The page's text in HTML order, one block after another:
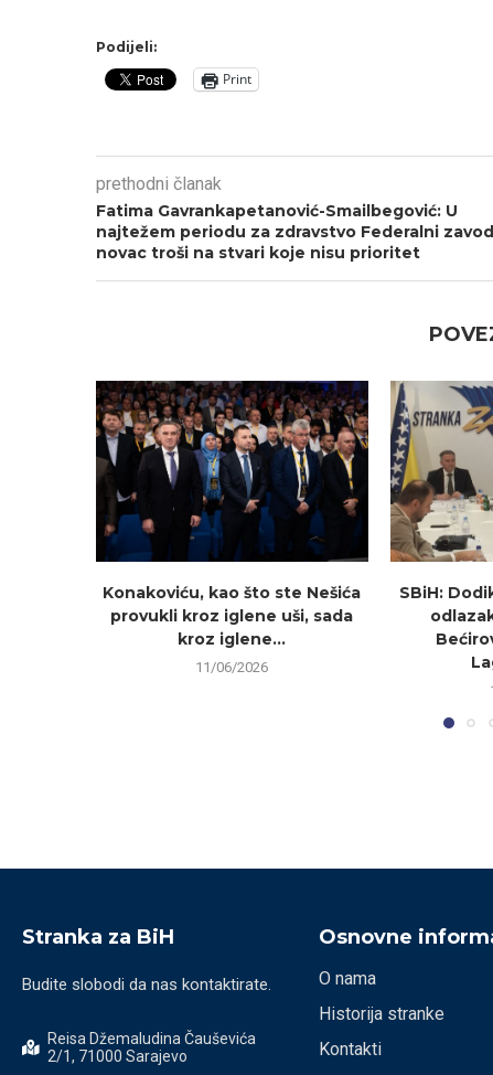
Podijeli:
Print
prethodni članak
Fatima Gavrankapetanović-Smailbegović: U
najtežem periodu za zdravstvo Federalni zavod
novac troši na stvari koje nisu prioritet
Konakoviću, kao što ste Nešića
provukli kroz iglene uši, sada
kroz iglene...
11/06/2026
SBiH:
Stranka za BiH
Budite slobodi da nas kontaktirate.
Reisa Džemaludina Čauševića
2/1, 71000 Sarajevo
Osnovne
O nama
Historija stranke
Kontakti